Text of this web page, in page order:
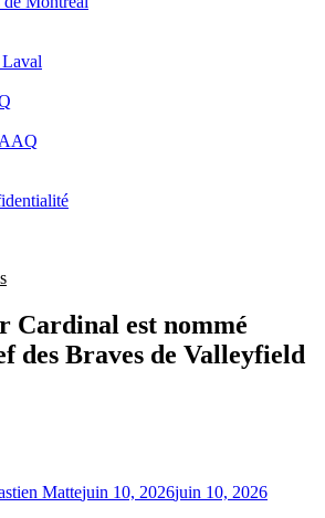
est nommé
des Braves de Valleyfield
Mattejuin 10, 2026juin 10, 2026